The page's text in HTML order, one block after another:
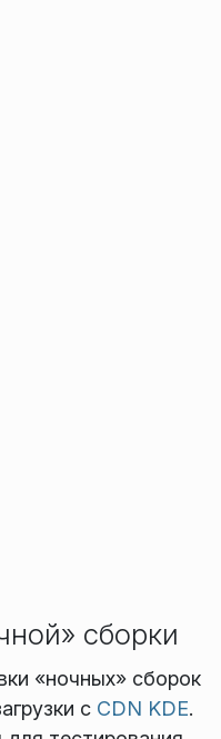
сборки
«ночных» сборок
с CDN KDE.